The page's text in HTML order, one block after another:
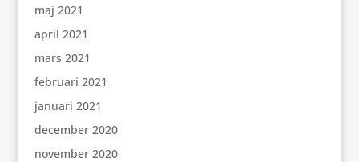
maj 2021
april 2021
mars 2021
februari 2021
januari 2021
december 2020
november 2020